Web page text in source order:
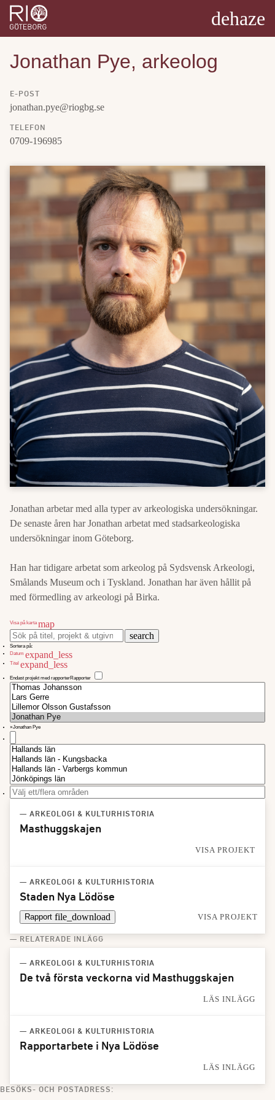
dehaze
Jonathan Pye, arkeolog
E-POST
jonathan.pye@riogbg.se
TELEFON
0709-196985
Jonathan arbetar med alla typer av arkeologiska undersökningar.
De senaste åren har Jonathan arbetat med stadsarkeologiska
undersökningar inom Göteborg.
Han har tidigare arbetat som arkeolog på Sydsvensk Arkeologi,
Smålands Museum och i Tyskland. Jonathan har även hållit på
med förmedling av arkeologi på Birka.
Visa på kartamap
search
Sortera på:
Datum expand_less
Titel expand_less
Endast projekt med rapporterRapporter
×Jonathan Pye
— ARKEOLOGI & KULTURHISTORIA
Masthuggskajen
VISA PROJEKT
— ARKEOLOGI & KULTURHISTORIA
Staden Nya Lödöse
Rapport file_download VISA PROJEKT
— RELATERADE INLÄGG
— ARKEOLOGI & KULTURHISTORIA
De två första veckorna vid Masthuggskajen
LÄS INLÄGG
— ARKEOLOGI & KULTURHISTORIA
Rapportarbete i Nya Lödöse
LÄS INLÄGG
BESÖKS- OCH POSTADRESS: